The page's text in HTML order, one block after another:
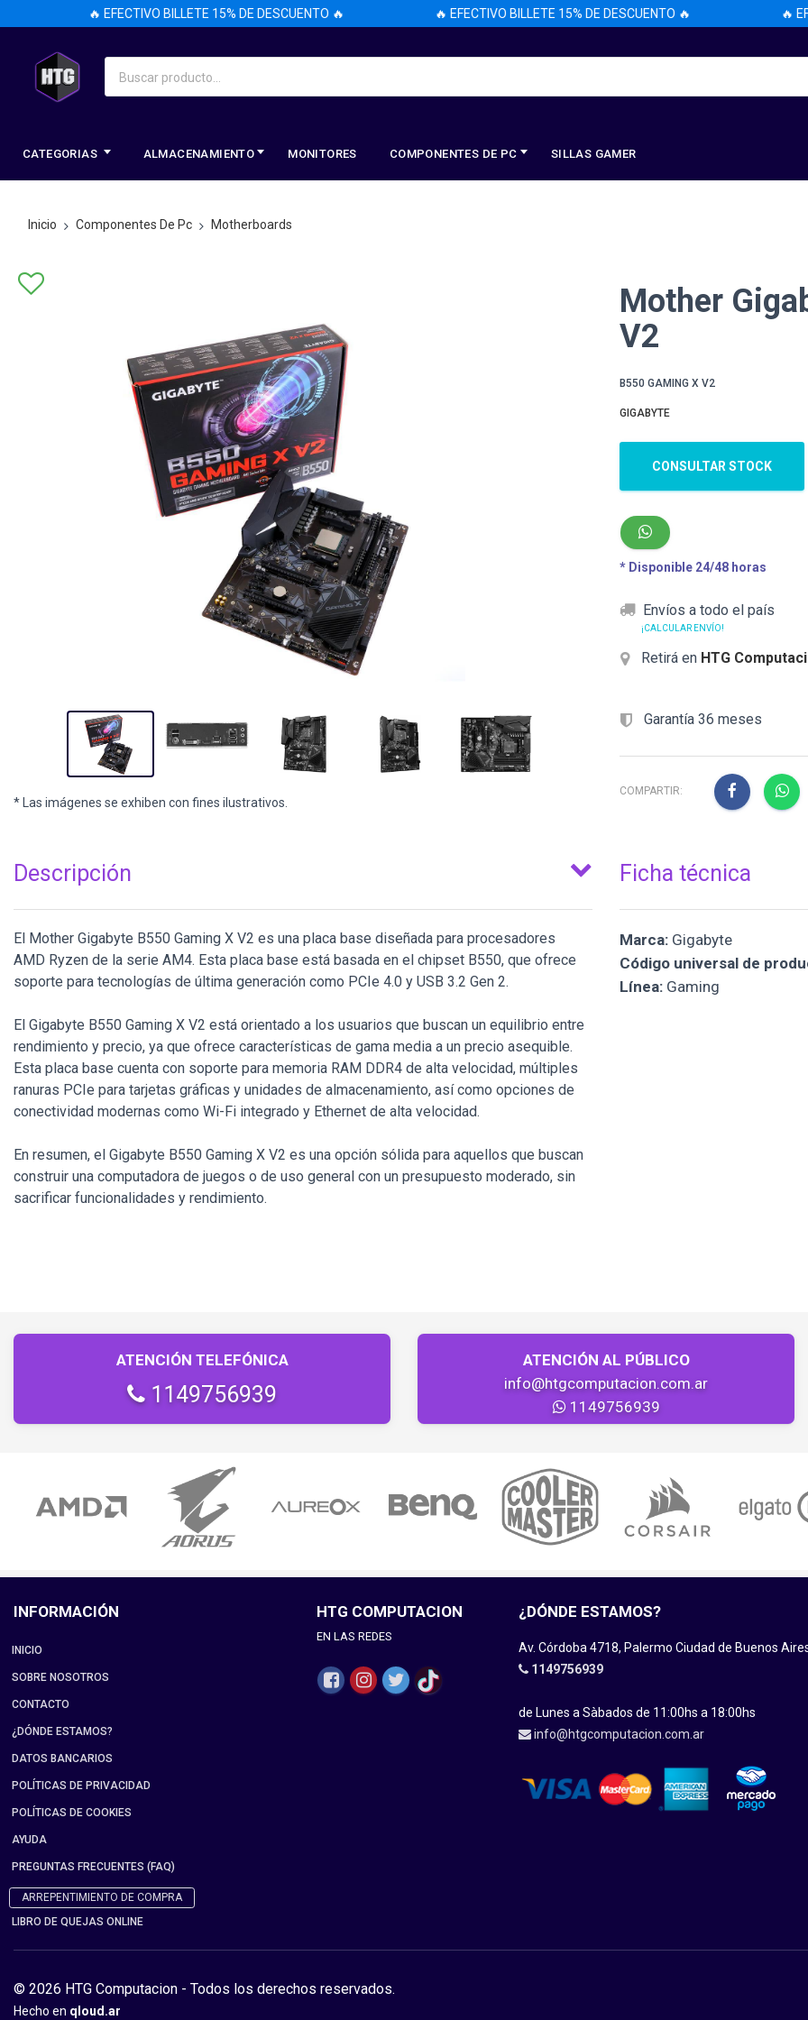
🔥 EFECTIVO BILLETE 15% DE DESCUENTO 🔥 🔥 EFECTIVO BILLETE 15% DE DESCUENTO 🔥 🔥
CATEGORIAS ALMACENAMIENTO MONITORES COMPONENTES DE PC SILLAS GAMER
Inicio Componentes De Pc Motherboards
* Las imágenes se exhiben con fines ilustrativos.
Mother
V2
B550 GAMING X V2
GIGABYTE
CONSULTAR STOCK
* Disponible 24/48 horas
Envíos a todo el país
¡CALCULAR ENVÍO!
Retirá en HTG
Garantía 36 meses
COMPARTIR:
Descripción
El Mother Gigabyte B550 Gaming X V2 es una placa base diseñada para procesadores
AMD Ryzen de la serie AM4. Esta placa base está basada en el chipset B550, que ofrece
soporte para tecnologías de última generación como PCIe 4.0 y USB 3.2 Gen 2.
El Gigabyte B550 Gaming X V2 está orientado a los usuarios que buscan un equilibrio entre
rendimiento y precio, ya que ofrece características de gama media a un precio asequible.
Esta placa base cuenta con soporte para memoria RAM DDR4 de alta velocidad, múltiples
ranuras PCIe para tarjetas gráficas y unidades de almacenamiento, así como opciones de
conectividad modernas como Wi-Fi integrado y Ethernet de alta velocidad.
En resumen, el Gigabyte B550 Gaming X V2 es una opción sólida para aquellos que buscan
construir una computadora de juegos o de uso general con un presupuesto moderado, sin
sacrificar funcionalidades y rendimiento.
Ficha técnica
Marca: Gigabyte
Código universal de
Línea: Gaming
ATENCIÓN TELEFÓNICA
1149756939
ATENCIÓN AL PÚBLICO
info@htgcomputacion.com.ar
1149756939
INFORMACIÓN
INICIO
SOBRE NOSOTROS
CONTACTO
¿DÓNDE ESTAMOS?
DATOS BANCARIOS
POLÍTICAS DE PRIVACIDAD
POLÍTICAS DE COOKIES
AYUDA
PREGUNTAS FRECUENTES (FAQ)
ARREPENTIMIENTO DE COMPRA
LIBRO DE QUEJAS ONLINE
HTG COMPUTACION
EN LAS REDES
¿DÓNDE ESTAMOS?
Av. Córdoba 4718, Palermo Ciudad de Buenos
1149756939
de Lunes a Sàbados de 11:00hs a 18:00hs
info@htgcomputacion.com.ar
© 2026 HTG Computacion - Todos los derechos reservados.
Hecho en qloud.ar